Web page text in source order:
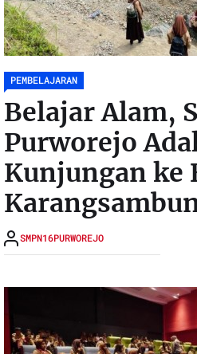
PEMBELAJARAN
Belajar Alam,
Purworejo
Kunjungan ke
SMPN16PURWOREJO